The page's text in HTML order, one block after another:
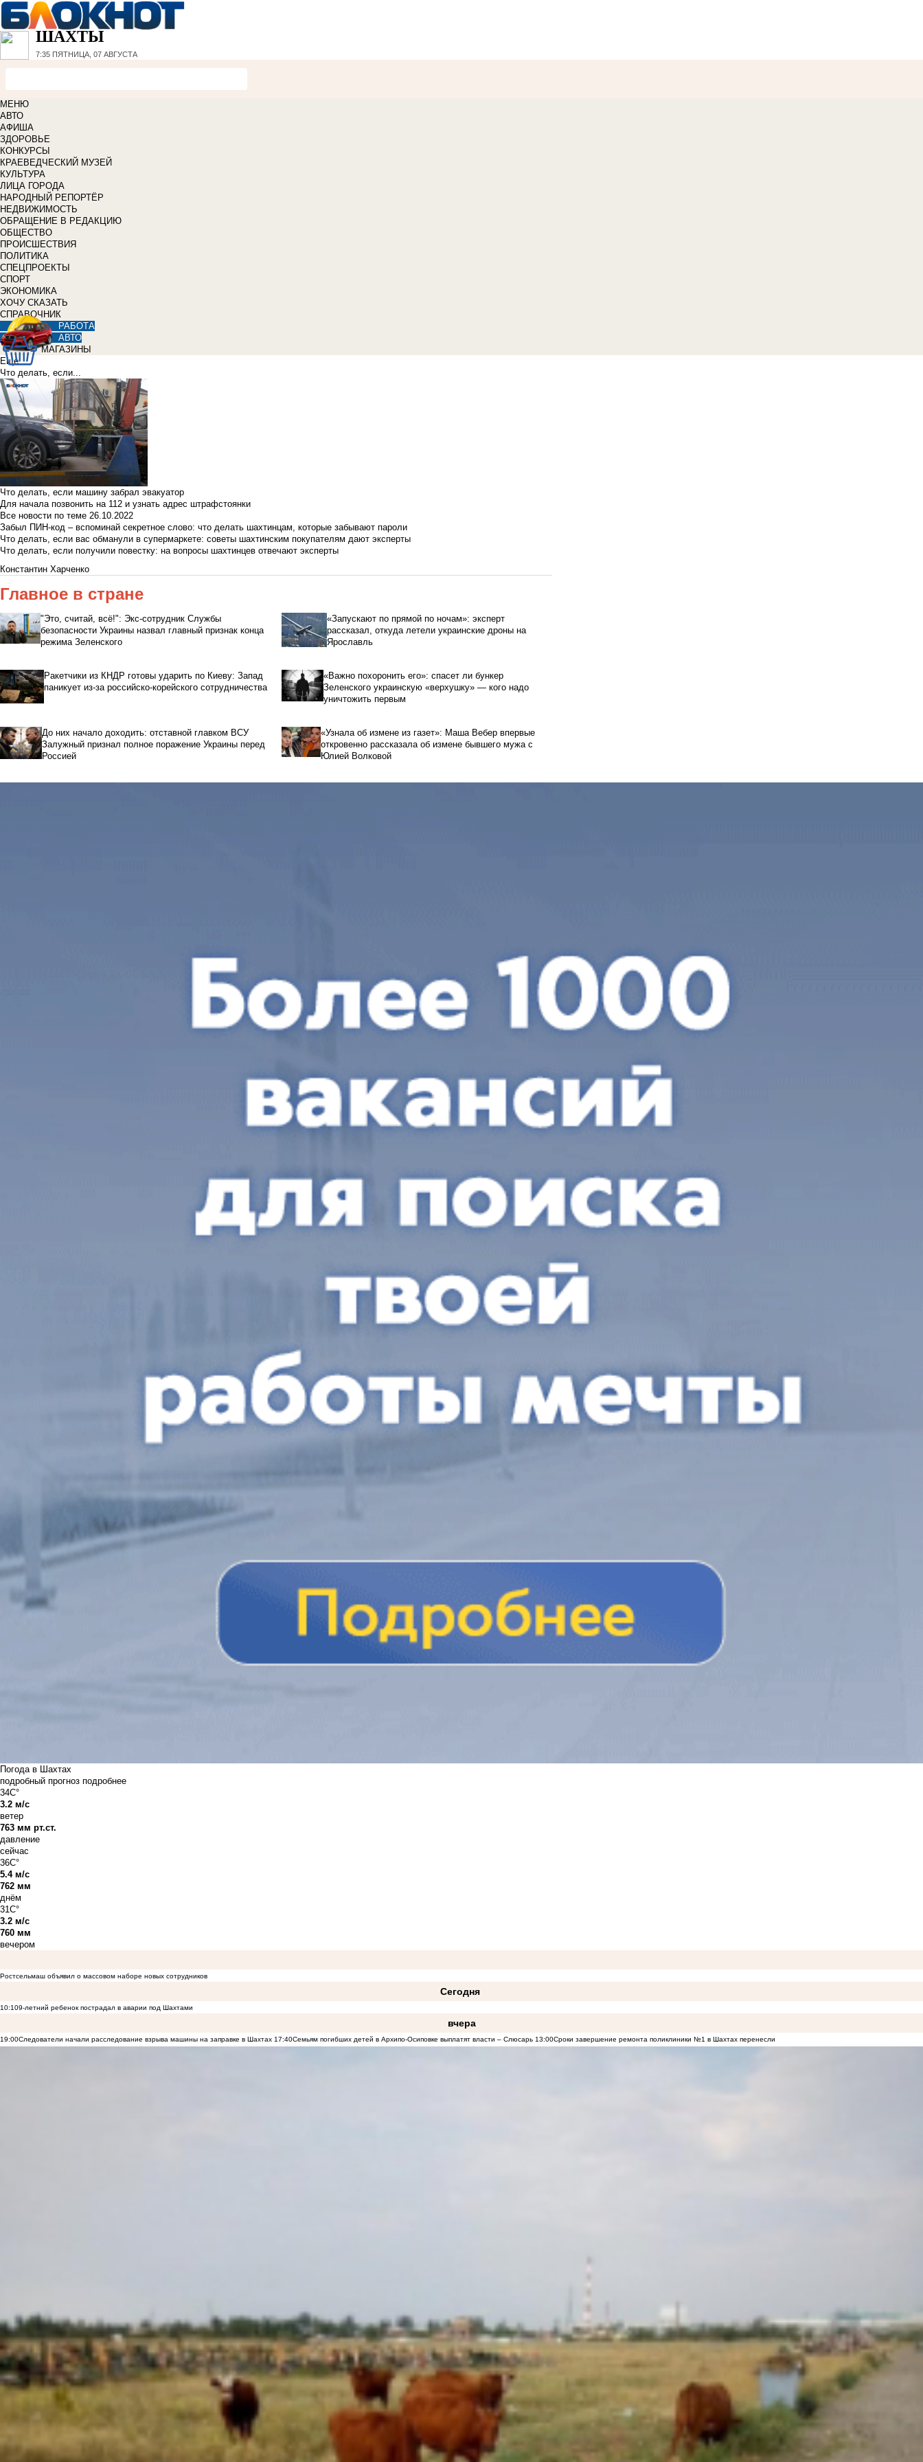
ШАХТЫ
7:35 ПЯТНИЦА, 07 АВГУСТА
МЕНЮ
АВТО
АФИША
ЗДОРОВЬЕ
КОНКУРСЫ
КРАЕВЕДЧЕСКИЙ МУЗЕЙ
КУЛЬТУРА
ЛИЦА ГОРОДА
НАРОДНЫЙ РЕПОРТЁР
НЕДВИЖИМОСТЬ
ОБРАЩЕНИЕ В РЕДАКЦИЮ
ОБЩЕСТВО
ПРОИСШЕСТВИЯ
ПОЛИТИКА
СПЕЦПРОЕКТЫ
СПОРТ
ЭКОНОМИКА
ХОЧУ СКАЗАТЬ
СПРАВОЧНИК
РАБОТА
АВТО
МАГАЗИНЫ
Еще
Что делать, если...
Что делать, если машину забрал эвакуатор
Для начала позвонить на 112 и узнать адрес штрафстоянки
Все новости по теме 26.10.2022
Забыл ПИН-код – вспоминай секретное слово: что делать шахтинцам, которые забывают пароли
Что делать, если вас обманули в супермаркете: советы шахтинским покупателям дают эксперты
Что делать, если получили повестку: на вопросы шахтинцев отвечают эксперты
Константин Харченко
Главное в стране
"Это, считай, всё!": Экс-сотрудник Службы
безопасности Украины назвал главный признак конца
режима Зеленского
«Запускают по прямой по ночам»: эксперт
рассказал, откуда летели украинские дроны на
Ярославль
Ракетчики из КНДР готовы ударить по Киеву: Запад
паникует из-за российско-корейского сотрудничества
«Важно похоронить его»: спасет ли бункер
Зеленского украинскую «верхушку» — кого надо
уничтожить первым
До них начало доходить: отставной главком ВСУ
Залужный признал полное поражение Украины перед
Россией
«Узнала об измене из газет»: Маша Вебер впервые
откровенно рассказала об измене бывшего мужа с
Юлией Волковой
Погода в Шахтах
подробный прогноз подробнее
34C°
3.2 м/с
ветер
763 мм рт.ст.
давление
сейчас
36C°
5.4 м/с
762 мм
днём
31C°
3.2 м/с
760 мм
вечером
Ростсельмаш объявил о массовом наборе новых сотрудников
Сегодня
10:109-летний ребенок пострадал в аварии под Шахтами
вчера
19:00Следователи начали расследование взрыва машины на заправке в Шахтах 17:40Семьям погибших детей в Архипо-Осиповке выплатят власти – Слюсарь 13:00Сроки завершение ремонта поликлиники №1 в Шахтах перенесли